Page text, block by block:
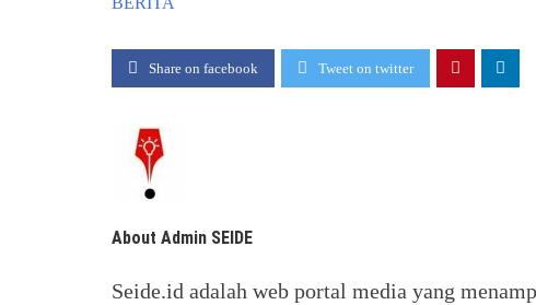
Share on facebook Tweet on twitter
About Admin SEIDE
Seide.id adalah web portal media yang